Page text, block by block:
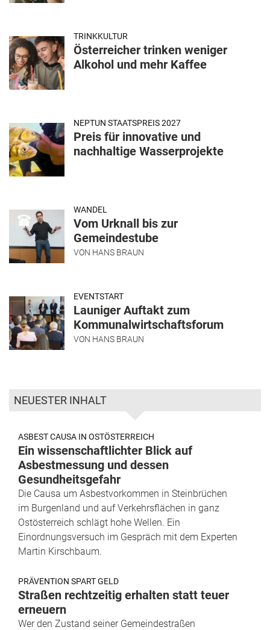
TRINKKULTUR
Österreicher trinken weniger
Alkohol und mehr Kaffee
NEPTUN STAATSPREIS 2027
Preis für innovative und
nachhaltige Wasserprojekte
WANDEL
Vom Urknall bis zur
Gemeindestube
VON HANS BRAUN
EVENTSTART
Launiger Auftakt zum
Kommunalwirtschaftsforum
VON HANS BRAUN
NEUESTER INHALT
ASBEST CAUSA IN OSTÖSTERREICH
Ein wissenschaftlichter Blick auf
Asbestmessung und dessen
Gesundheitsgefahr
Die Causa um Asbestvorkommen in Steinbrüchen
im Burgenland und auf Verkehrsflächen in ganz
Ostösterreich schlägt hohe Wellen. Ein
Einordnungsversuch im Gespräch mit dem Experten
Martin Kirschbaum.
PRÄVENTION SPART GELD
Straßen rechtzeitig erhalten statt teuer
erneuern
Wer den Zustand seiner Gemeindestraßen